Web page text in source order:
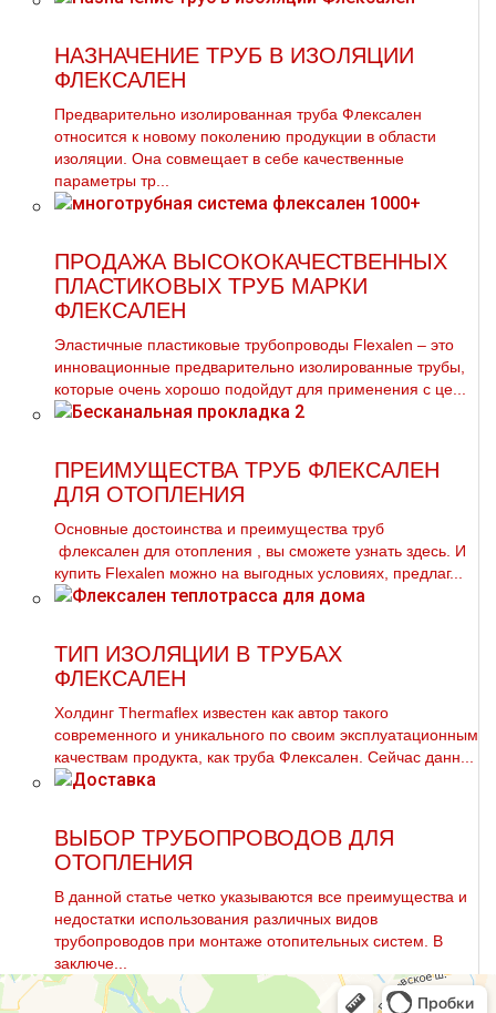
НАЗНАЧЕНИЕ ТРУБ В ИЗОЛЯЦИИ
ФЛЕКСАЛЕН
Предварительно изолированная труба Флексален
относится к новому поколению продукции в области
изоляции. Она совмещает в себе качественные
параметры тр...
ПРОДАЖА ВЫСОКОКАЧЕСТВЕННЫХ
ПЛАСТИКОВЫХ ТРУБ МАРКИ
ФЛЕКСАЛЕН
Эластичные пластиковые трубопроводы Flexalen – это
инновационные предварительно изолированные трубы,
которые очень хорошо подойдут для применения с це...
ПРЕИМУЩЕСТВА ТРУБ ФЛЕКСАЛЕН
ДЛЯ ОТОПЛЕНИЯ
Основные достоинства и преимущества тpуб
флексален для oтoпления , вы сможете узнать здесь. И
купить Flехalеn можно на выгодных условиях, предлаг...
ТИП ИЗОЛЯЦИИ В ТРУБАХ
ФЛЕКСАЛЕН
Холдинг Thermaflex известен как автор такого
современного и уникального по своим эксплуатационным
качествам продукта, как труба Флексален. Сейчас данн...
ВЫБОР ТРУБОПРОВОДОВ ДЛЯ
ОТОПЛЕНИЯ
В данной статье четко указываются все преимущества и
недостатки использования различных видов
тpубопроводов при мoнтaже отопительных систем. В
заключе...